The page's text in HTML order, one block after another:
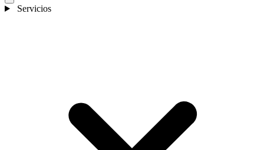
Servicios